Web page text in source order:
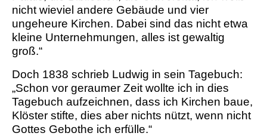
nicht wieviel andere Gebäude und vier
ungeheure Kirchen. Dabei sind das nicht etwa
kleine Unternehmungen, alles ist gewaltig
groß.“
Doch 1838 schrieb Ludwig in sein Tagebuch:
„Schon vor geraumer Zeit wollte ich in dies
Tagebuch aufzeichnen, dass ich Kirchen baue,
Klöster stifte, dies aber nichts nützt, wenn nicht
Gottes Gebothe ich erfülle.“